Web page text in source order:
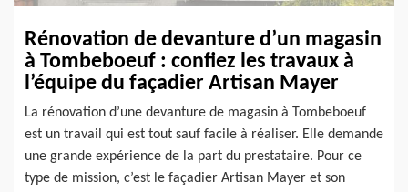
Rénovation de devanture d’un magasin
à Tombeboeuf : confiez les travaux à
l’équipe du façadier Artisan Mayer
La rénovation d’une devanture de magasin à Tombeboeuf
est un travail qui est tout sauf facile à réaliser. Elle demande
une grande expérience de la part du prestataire. Pour ce
type de mission, c’est le façadier Artisan Mayer et son